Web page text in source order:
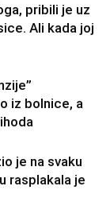
pribili je uz
Ali kada joj
iz bolnice, a
je na svaku
rasplakala je